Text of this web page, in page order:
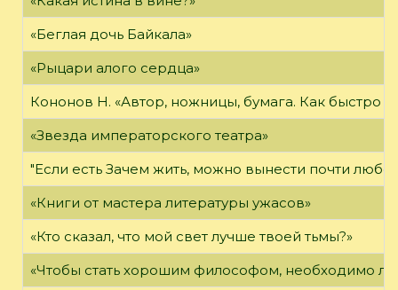
«Беглая дочь Байкала»
«Рыцари алого сердца»
Кононов Н. «Автор, ножницы, бумага. Как быстро
«Звезда императорского театра»
"Если есть Зачем жить, можно вынести почти
«Книги от мастера литературы ужасов»
«Кто сказал, что мой свет лучше твоей тьмы?»
«Чтобы стать хорошим философом, необходимо